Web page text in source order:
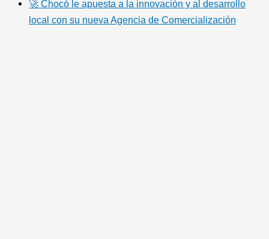
🚀 Chocó le apuesta a la innovación y al desarrollo
local con su nueva Agencia de Comercialización